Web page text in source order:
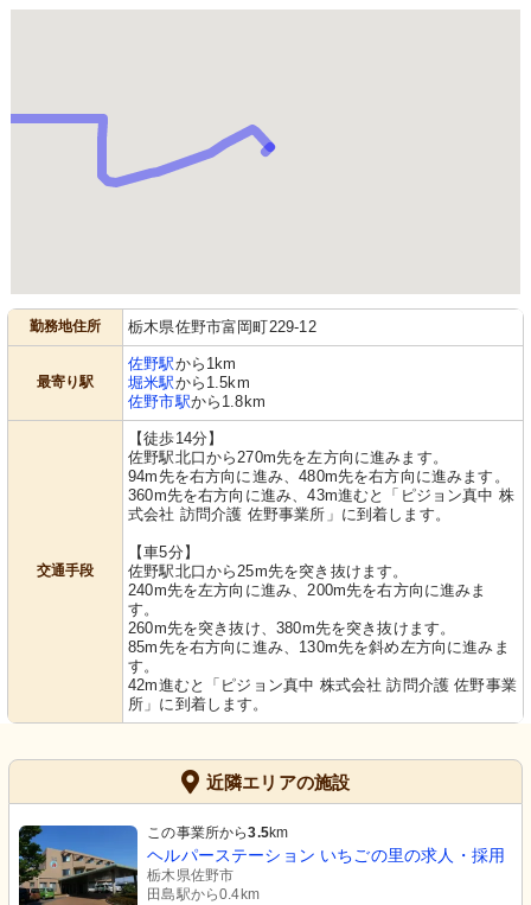
勤務地住所 栃木県佐野市富岡町229-12
最寄り駅
佐野駅から1km
堀米駅から1.5km
佐野市駅から1.8km
交通手段
【徒歩14分】
佐野駅北口から270m先を左方向に進みます。
94m先を右方向に進み、480m先を右方向に進みます。
360m先を右方向に進み、43m進むと「ピジョン真中 株
式会社 訪問介護 佐野事業所」に到着します。
【車5分】
佐野駅北口から25m先を突き抜けます。
240m先を左方向に進み、200m先を右方向に進みま
す。
260m先を突き抜け、380m先を突き抜けます。
85m先を右方向に進み、130m先を斜め左方向に進みま
す。
42m進むと「ピジョン真中 株式会社 訪問介護 佐野事業
所」に到着します。
近隣エリアの施設
この事業所から3.5km
ヘルパーステーション いちごの里の求人・採用
栃木県佐野市
田島駅から0.4km